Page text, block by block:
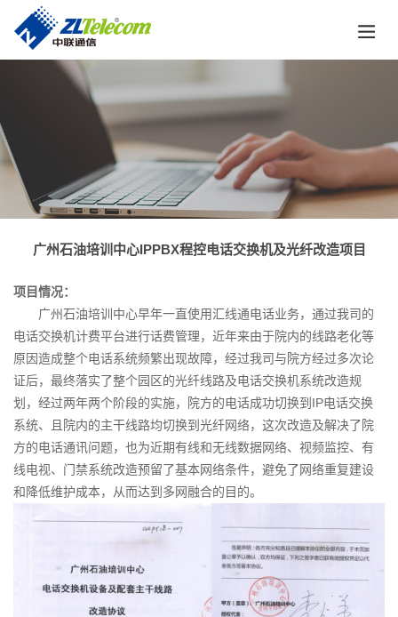
广州石油培训中心IPPBX程控电话交换机及光纤改造项目
项目情况：
广州石油培训中心早年一直使用汇线通电话业务，通过我司的
电话交换机计费平台进行话费管理，近年来由于院内的线路老化等
原因造成整个电话系统频繁出现故障，经过我司与院方经过多次论
证后，最终落实了整个园区的光纤线路及电话交换机系统改造规
划，经过两年两个阶段的实施，院方的电话成功切换到IP电话交换
系统、且院内的主干线路均切换到光纤网络，这次改造及解决了院
方的电话通讯问题，也为近期有线和无线数据网络、视频监控、有
线电视、门禁系统改造预留了基本网络条件，避免了网络重复建设
和降低维护成本，从而达到多网融合的目的。